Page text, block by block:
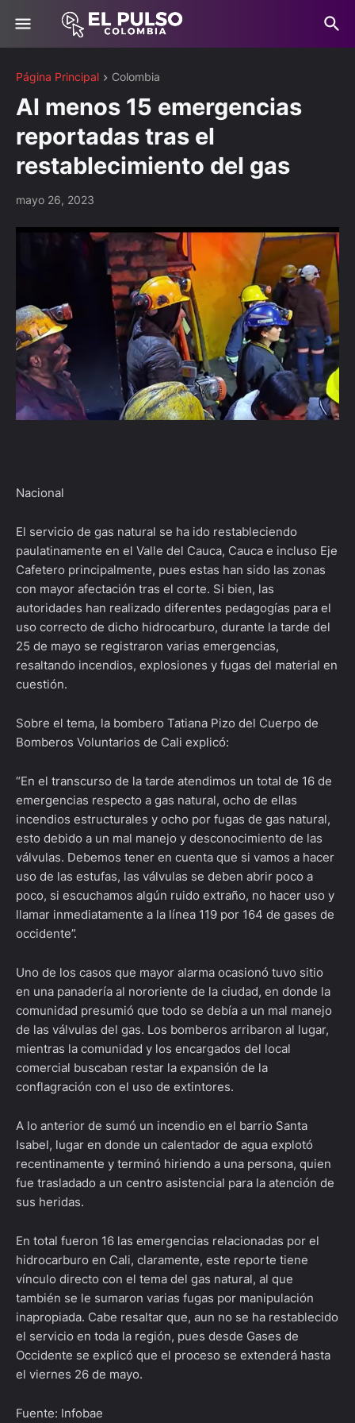
Página Principal Colombia
Al menos 15 emergencias
reportadas tras el
restablecimiento del gas
mayo 26, 2023
Nacional
El servicio de gas natural se ha ido restableciendo
paulatinamente en el Valle del Cauca, Cauca e incluso Eje
Cafetero principalmente, pues estas han sido las zonas
con mayor afectación tras el corte. Si bien, las
autoridades han realizado diferentes pedagogías para el
uso correcto de dicho hidrocarburo, durante la tarde del
25 de mayo se registraron varias emergencias,
resaltando incendios, explosiones y fugas del material en
cuestión.
Sobre el tema, la bombero Tatiana Pizo del Cuerpo de
Bomberos Voluntarios de Cali explicó:
“En el transcurso de la tarde atendimos un total de 16 de
emergencias respecto a gas natural, ocho de ellas
incendios estructurales y ocho por fugas de gas natural,
esto debido a un mal manejo y desconocimiento de las
válvulas. Debemos tener en cuenta que si vamos a hacer
uso de las estufas, las válvulas se deben abrir poco a
poco, si escuchamos algún ruido extraño, no hacer uso y
llamar inmediatamente a la línea 119 por 164 de gases de
occidente”.
Uno de los casos que mayor alarma ocasionó tuvo sitio
en una panadería al nororiente de la ciudad, en donde la
comunidad presumió que todo se debía a un mal manejo
de las válvulas del gas. Los bomberos arribaron al lugar,
mientras la comunidad y los encargados del local
comercial buscaban restar la expansión de la
conflagración con el uso de extintores.
A lo anterior de sumó un incendio en el barrio Santa
Isabel, lugar en donde un calentador de agua explotó
recentinamente y terminó hiriendo a una persona, quien
fue trasladado a un centro asistencial para la atención de
sus heridas.
En total fueron 16 las emergencias relacionadas por el
hidrocarburo en Cali, claramente, este reporte tiene
vínculo directo con el tema del gas natural, al que
también se le sumaron varias fugas por manipulación
inapropiada. Cabe resaltar que, aun no se ha restablecido
el servicio en toda la región, pues desde Gases de
Occidente se explicó que el proceso se extenderá hasta
el viernes 26 de mayo.
Fuente: Infobae